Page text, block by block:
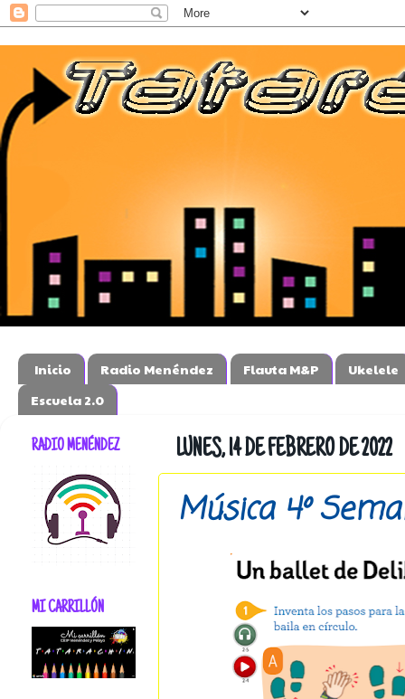
Inicio Radio Menéndez Flauta M&P
Ukelele
Escuela 2.0
LUNES, 14 DE FEBRERO DE 2022
Música 4º
RADIO MENÉNDEZ
MI CARRILLÓN